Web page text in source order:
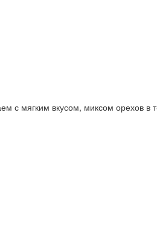
с мягким вкусом, миксом орехов